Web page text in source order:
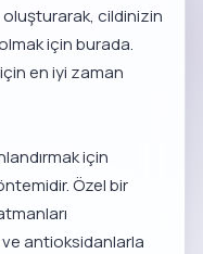
oluşturarak, cildinizin
için burada.
için en iyi zaman
için
Özel bir
antioksidanlarla